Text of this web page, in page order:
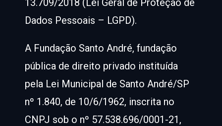
13.709/2018 (Lei Geral de Proteção de
Dados Pessoais – LGPD).
A Fundação Santo André, fundação
pública de direito privado instituída
pela Lei Municipal de Santo André/SP
nº 1.840, de 10/6/1962, inscrita no
CNPJ sob o nº 57.538.696/0001-21,